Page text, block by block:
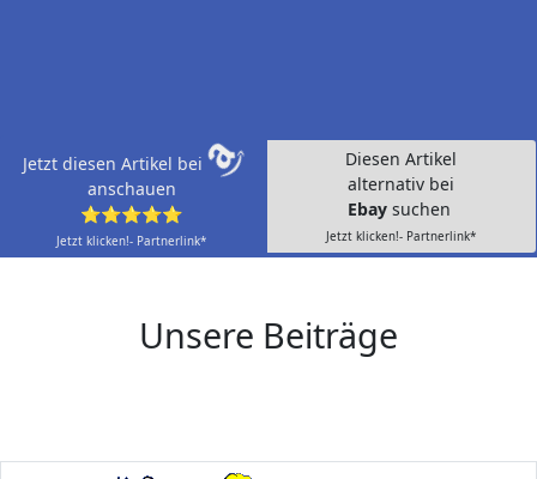
Jetzt diesen Artikel bei
anschauen
⭐⭐⭐⭐⭐
Jetzt klicken!- Partnerlink*
Diesen Artikel
alternativ bei
Ebay suchen
Jetzt klicken!- Partnerlink*
Unsere Beiträge